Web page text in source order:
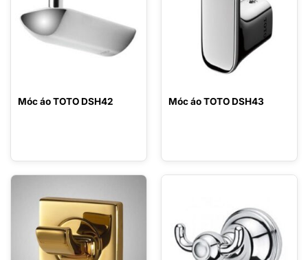
Móc áo TOTO DSH42 Móc áo TOTO DSH43